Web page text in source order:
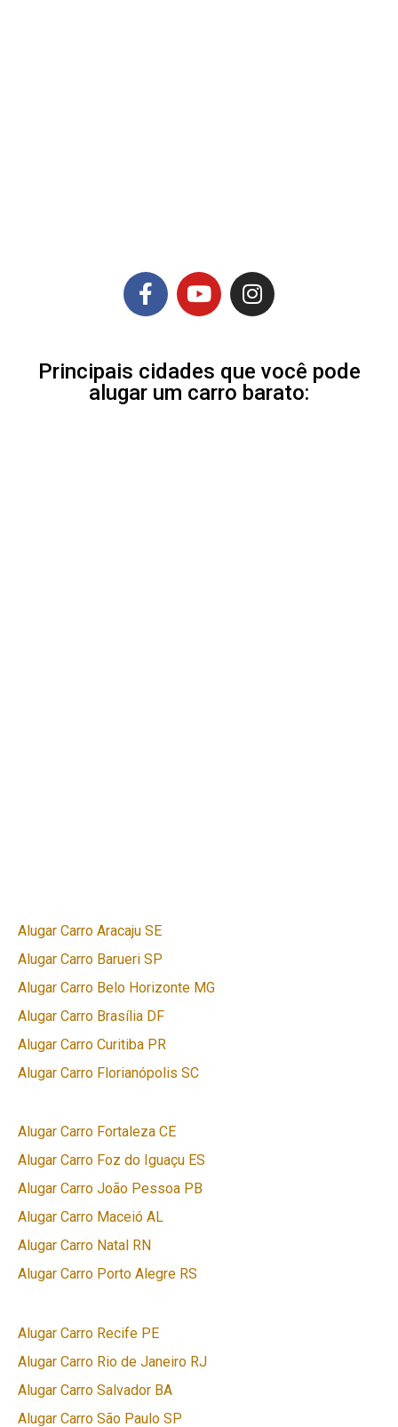
Principais cidades que você pode
alugar um carro barato:
Alugar Carro Aracaju SE
Alugar Carro Barueri SP
Alugar Carro Belo Horizonte MG
Alugar Carro Brasília DF
Alugar Carro Curitiba PR
Alugar Carro Florianópolis SC
Alugar Carro Fortaleza CE
Alugar Carro Foz do Iguaçu ES
Alugar Carro João Pessoa PB
Alugar Carro Maceió AL
Alugar Carro Natal RN
Alugar Carro Porto Alegre RS
Alugar Carro Recife PE
Alugar Carro Rio de Janeiro RJ
Alugar Carro Salvador BA
Alugar Carro São Paulo SP